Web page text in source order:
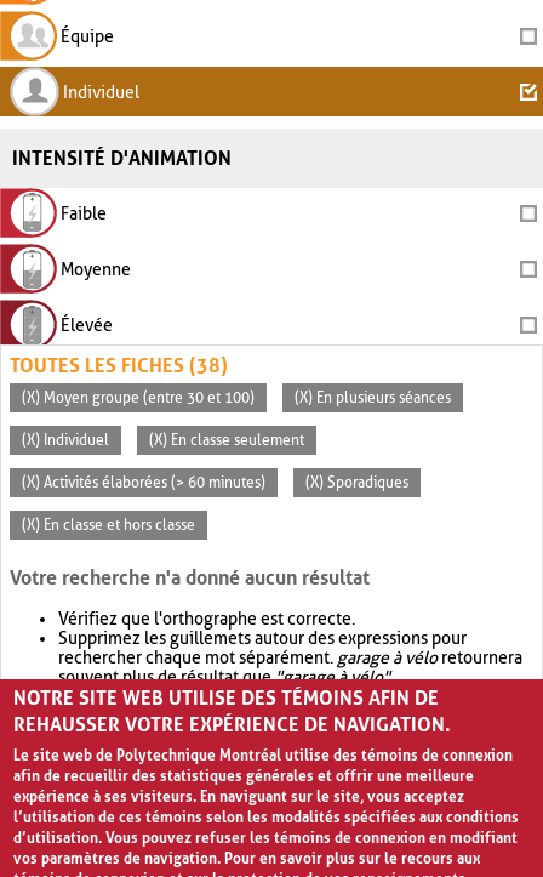
Équipe
Individuel
INTENSITÉ D'ANIMATION
Faible
Moyenne
Élevée
TOUTES LES FICHES (38)
(X) Moyen groupe (entre 30 et 100) (X) En plusieurs séances
(X) Individuel (X) En classe seulement
(X) Activités élaborées (> 60 minutes) (X) Sporadiques
(X) En classe et hors classe
Votre recherche n'a donné aucun résultat
Vérifiez que l'orthographe est correcte.
Supprimez les guillemets autour des expressions pour
rechercher chaque mot séparément. garage à véloretournera
souvent plus de résultat que"garage à vélo".
Envisagez d'élargir votre recherche avec OR.garage OR vélo
retournera souvent plus de résultat quegarage à vélo
NOTRE SITE WEB UTILISE DES TÉMOINS AFIN DE
REHAUSSER VOTRE EXPÉRIENCE DE NAVIGATION.
Le site web de Polytechnique Montréal utilise des témoins de connexion
afin de recueillir des statistiques générales et offrir une meilleure
expérience à ses visiteurs. En naviguant sur le site, vous acceptez
l’utilisation de ces témoins selon les modalités spécifiées aux conditions
d’utilisation. Vous pouvez refuser les témoins de connexion en modifiant
vos paramètres de navigation. Pour en savoir plus sur le recours aux